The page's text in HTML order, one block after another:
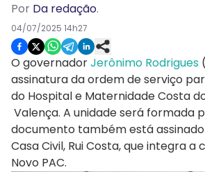
Por Da redação.
04/07/2025 14h27
O governadorJerônimo Rodrigues
assinatura da ordem de serviço
do Hospital e Maternidade Costa
Valença. A unidade será formada
documento também está
Casa Civil, Rui Costa, que integra a
Novo PAC.